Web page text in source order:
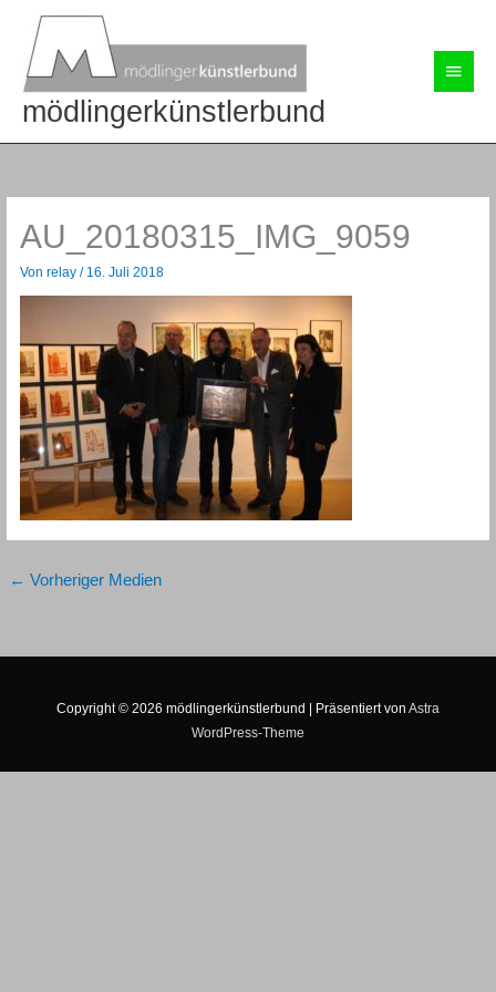
springen
mödlingerkünstlerbund
AU_20180315_IMG_9059
Vonrelay/ 16. Juli 2018
← Vorheriger Medien
Copyright © 2026 mödlingerkünstlerbund | Präsentiert von Astra
WordPress-Theme